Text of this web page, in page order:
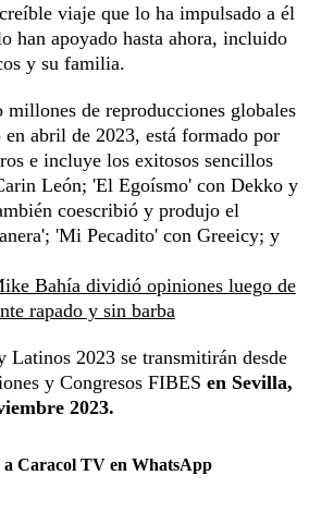
viaje que lo ha impulsado a él
han apoyado hasta ahora, incluido
y su familia.
de reproducciones globales
en abril de 2023, está formado por
e incluye los exitosos sencillos
León; 'El Egoísmo' con Dekko y
coescribió y produjo el
'Mi Pecadito' con Greeicy; y
Bahía dividió opiniones luego de
rapado y sin barba
Latinos 2023 se transmitirán desde
y Congresos FIBES en Sevilla,
2023.
a Caracol TV en WhatsApp